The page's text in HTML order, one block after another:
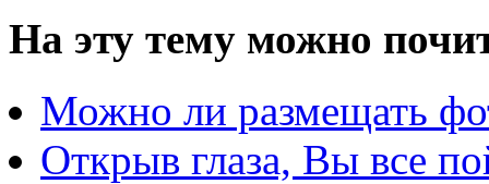
На эту тему можно
Можно ли размещать
Открыв глаза, Вы все